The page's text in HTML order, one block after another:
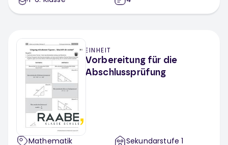
EINHEIT
Vorbereitung für die
Abschlussprüfung
Mathematik Sekundarstufe 1